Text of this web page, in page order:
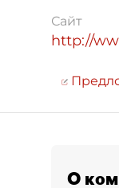
Сайт
http://
О